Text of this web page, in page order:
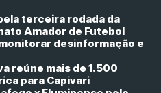
terceira rodada da
Amador de Futebol
desinformação e
reúne mais de 1.500
para Capivari